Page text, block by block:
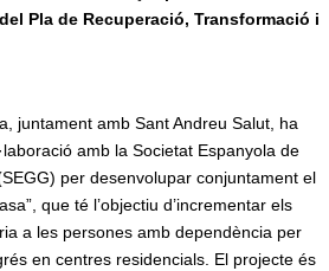
Pla de Recuperació, Transformació i
juntament amb Sant Andreu Salut, ha
amb la Societat Espanyola de
per desenvolupar conjuntament el
que té l’objectiu d’incrementar els
a les persones amb dependència per
en centres residencials. El projecte és